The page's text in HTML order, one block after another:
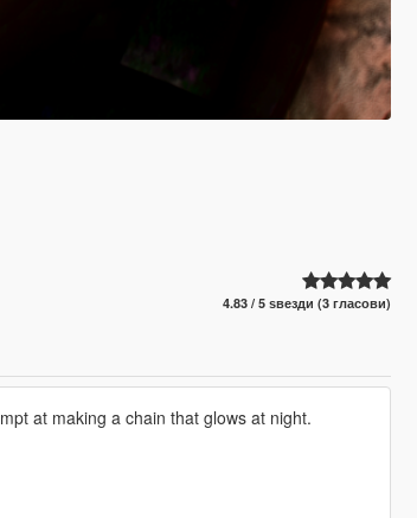
4.83 / 5 ѕвезди (3 гласови)
at making a chain that glows at night.